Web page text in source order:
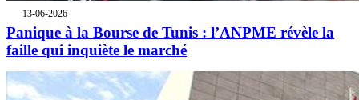
13-06-2026
Panique à la Bourse de Tunis : l’ANPME révèle la
faille qui inquiète le marché